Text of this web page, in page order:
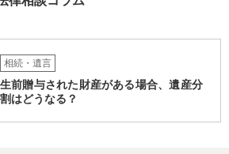
相続・遺言
生前贈与された財産がある場合、遺産分
割はどうなる？